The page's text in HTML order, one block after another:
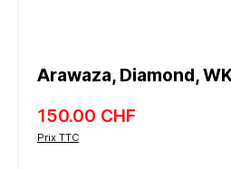
Arawaza, Diamond,
150.00 CHF
Prix TTC